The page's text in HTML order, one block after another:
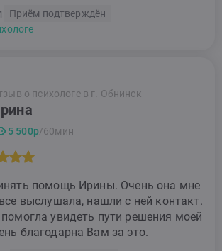
Приём подтверждён
о психологе в г. Обнинск
5 500р/60мин
помощь Ирины. Очень она мне
выслушала, нашли с ней контакт.
увидеть пути решения моей
благодарна Вам за это.